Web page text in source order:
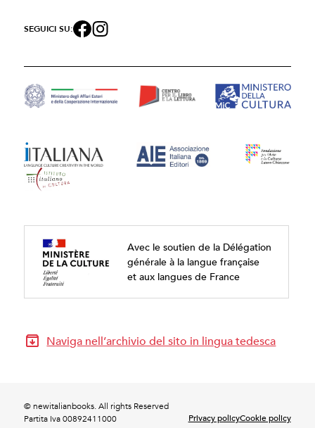
SEGUICI SU:
Avec le soutien de la Délégation
générale à la langue française
et aux langues de France
Naviga nell’archivio del sito in lingua tedesca
© newitalianbooks. All rights Reserved
Partita Iva 00892411000
Privacy policyCookie policy